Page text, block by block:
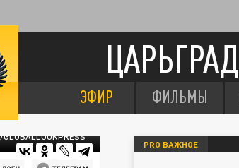
ЦАРЬГРАД
ЭФИР ФИЛЬМЫ
PRO ВАЖНОЕ